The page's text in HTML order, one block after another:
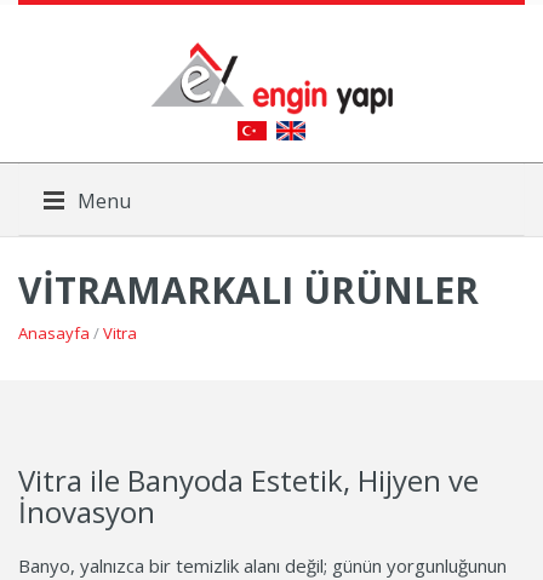
Menu
VITRAMARKALI ÜRÜNLER
Anasayfa /Vitra
Vitra ile Banyoda Estetik, Hijyen ve
İnovasyon
Banyo, yalnızca bir temizlik alanı değil; günün yorgunluğunun